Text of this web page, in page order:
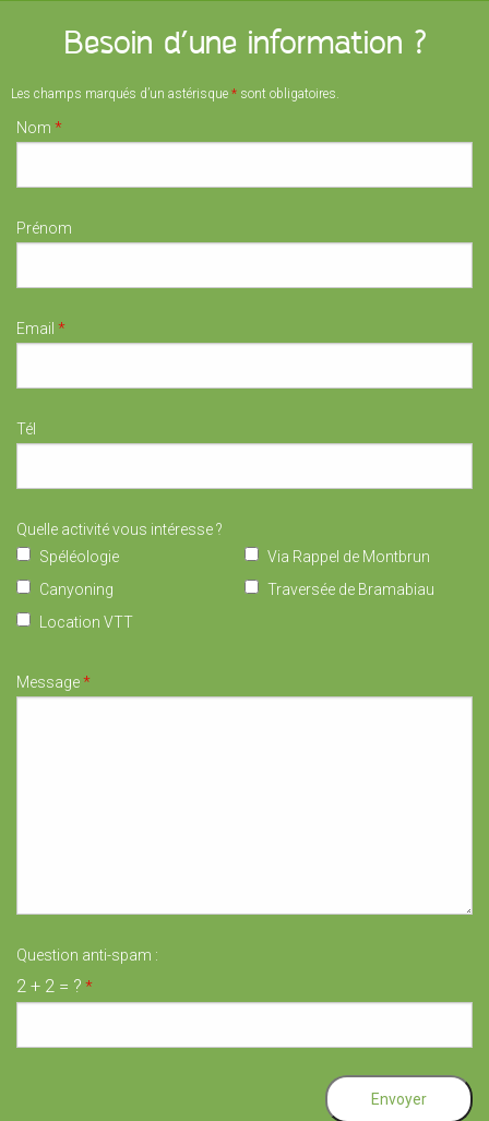
Besoin d’une information ?
Les champs marqués d’un astérisque * sont obligatoires.
Nom *
Prénom
Email *
Tél
Quelle activité vous intéresse ?
Spéléologie
Via Rappel de Montbrun
Canyoning
Traversée de Bramabiau
Location VTT
Message*
Question anti-spam :
2 + 2 = ? *